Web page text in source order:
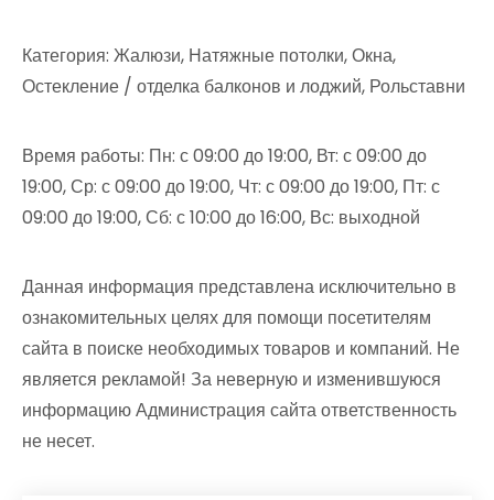
Категория: Жалюзи, Натяжные потолки, Окна,
Остекление / отделка балконов и лоджий, Рольставни
Время работы: Пн: с 09:00 до 19:00, Вт: с 09:00 до
19:00, Ср: с 09:00 до 19:00, Чт: с 09:00 до 19:00, Пт: с
09:00 до 19:00, Сб: с 10:00 до 16:00, Вс: выходной
Данная информация представлена исключительно в
ознакомительных целях для помощи посетителям
сайта в поиске необходимых товаров и компаний. Не
является рекламой! За неверную и изменившуюся
информацию Администрация сайта ответственность
не несет.